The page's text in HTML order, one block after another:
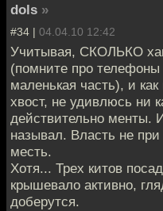
dols »
#34 | 04.04.10 12:42
Учитывая, СКОЛЬКО
(помните про
маленькая часть), и
хвост, не удивлюсь ни
действительно менты.
называл. Власть не
месть.
Хотя... Трех китов
крышевало активно,
доберутся.